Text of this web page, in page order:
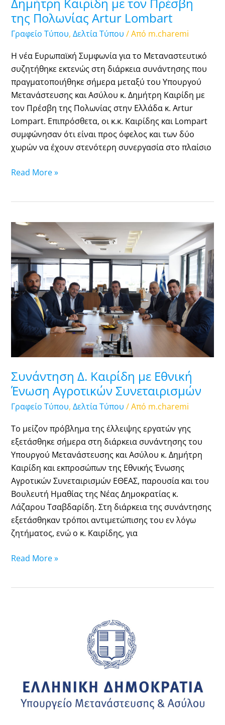
Δημήτρη Καιρίδη με τον Πρέσβη
της Πολωνίας Artur Lombart
Γραφείο Τύπου, Δελτία Τύπου / Από m.charemi
Η νέα Ευρωπαϊκή Συμφωνία για το Μεταναστευτικό
συζητήθηκε εκτενώς στη διάρκεια συνάντησης που
πραγματοποιήθηκε σήμερα μεταξύ του Υπουργού
Μετανάστευσης και Ασύλου κ. Δημήτρη Καιρίδη με
τον Πρέσβη της Πολωνίας στην Ελλάδα κ. Artur
Lompart. Επιπρόσθετα, οι κ.κ. Καιρίδης και Lompart
συμφώνησαν ότι είναι προς όφελος και των δύο
χωρών να έχουν στενότερη συνεργασία στο πλαίσιο
Read More »
Συνάντηση Δ. Καιρίδη με Εθνική
Ένωση Αγροτικών Συνεταιρισμών
Γραφείο Τύπου, Δελτία Τύπου / Από m.charemi
Το μείζον πρόβλημα της έλλειψης εργατών γης
εξετάσθηκε σήμερα στη διάρκεια συνάντησης του
Υπουργού Μετανάστευσης και Ασύλου κ. Δημήτρη
Καιρίδη και εκπροσώπων της Εθνικής Ένωσης
Αγροτικών Συνεταιρισμών ΕΘΕΑΣ, παρουσία και του
Βουλευτή Ημαθίας της Νέας Δημοκρατίας κ.
Λάζαρου Τσαβδαρίδη. Στη διάρκεια της συνάντησης
εξετάσθηκαν τρόποι αντιμετώπισης του εν λόγω
ζητήματος, ενώ ο κ. Καιρίδης, για
Συνάντηση
Δ.
Καιρίδη
με
Εθνική
Ένωση
Αγροτικών
Συνεταιρισμών
Read More »
αιτήσεων
χορήγησης
και